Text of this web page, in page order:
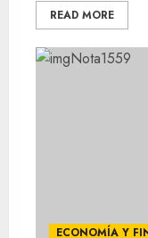
READ MORE
ECONOMÍA Y